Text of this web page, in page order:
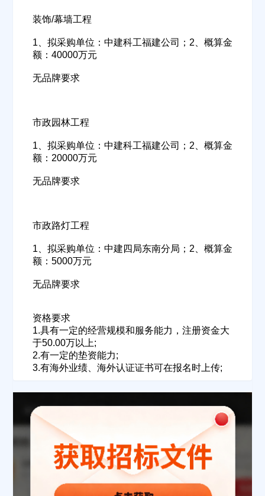
装饰/幕墙工程
1、拟采购单位：中建科工福建公司；2、概算金
额：40000万元
无品牌要求
市政园林工程
1、拟采购单位：中建科工福建公司；2、概算金
额：20000万元
无品牌要求
市政路灯工程
1、拟采购单位：中建四局东南分局；2、概算金
额：5000万元
无品牌要求
资格要求
1.具有一定的经营规模和服务能力，注册资金大
于50.00万以上;
2.有一定的垫资能力;
3.有海外业绩、海外认证证书可在报名时上传;